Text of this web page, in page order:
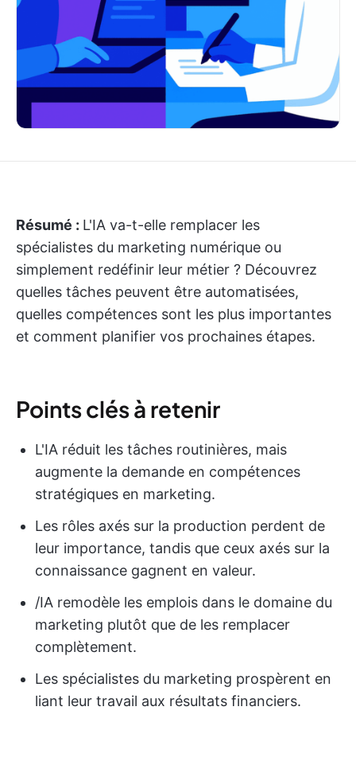
Résumé : L'IA va-t-elle remplacer les
spécialistes du marketing numérique ou
simplement redéfinir leur métier ? Découvrez
quelles tâches peuvent être automatisées,
quelles compétences sont les plus importantes
et comment planifier vos prochaines étapes.
Points clés à retenir
L'IA réduit les tâches routinières, mais
augmente la demande en compétences
stratégiques en marketing.
Les rôles axés sur la production perdent de
leur importance, tandis que ceux axés sur la
connaissance gagnent en valeur.
/IA remodèle les emplois dans le domaine du
marketing plutôt que de les remplacer
complètement.
Les spécialistes du marketing prospèrent en
liant leur travail aux résultats financiers.